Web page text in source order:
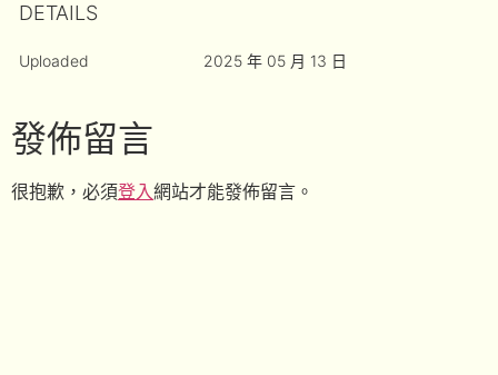
DETAILS
Uploaded 2025 年 05 月 13 日
發佈留言
很抱歉，必須登入網站才能發佈留言。